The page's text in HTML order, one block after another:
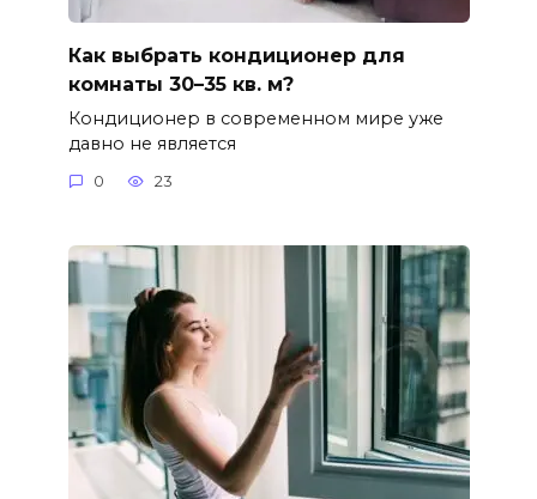
Как выбрать кондиционер для
комнаты 30–35 кв. м?
Кондиционер в современном мире уже
давно не является
0 23